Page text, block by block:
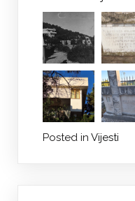
Posted in Vijesti